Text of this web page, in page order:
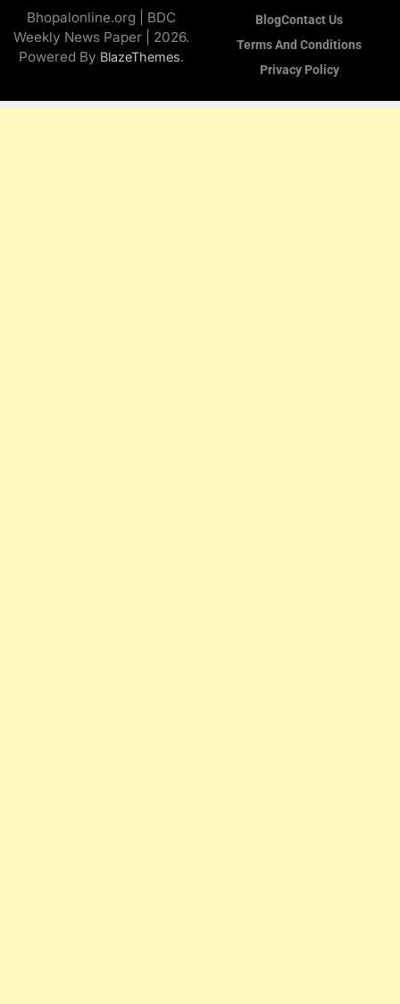
Bhopalonline.org | BDC
Weekly News Paper | 2026.
Powered By BlazeThemes.
BlogContact Us
Terms And Conditions
Privacy Policy